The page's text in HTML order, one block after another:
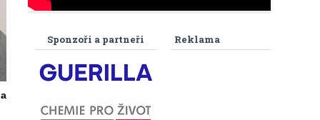
Reklama
Sponzoři a partneři